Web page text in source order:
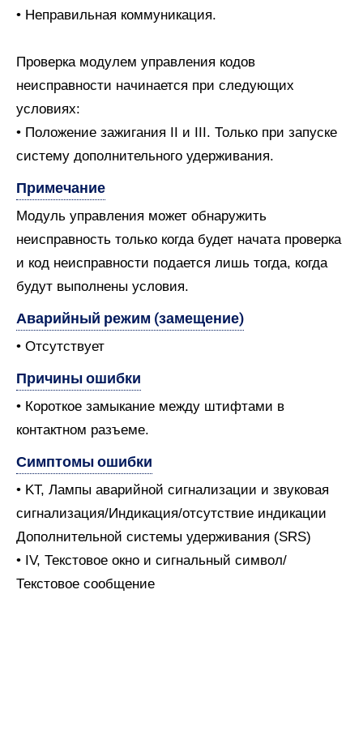
• Неправильная коммуникация.
Проверка модулем управления кодов
неисправности начинается при следующих
условиях:
• Положение зажигания II и III. Только при запуске
систему дополнительного удерживания.
Примечание
Модуль управления может обнаружить
неисправность только когда будет начата проверка
и код неисправности подается лишь тогда, когда
будут выполнены условия.
Аварийный режим (замещение)
• Отсутствует
Причины ошибки
• Короткое замыкание между штифтами в
контактном разъеме.
Симптомы ошибки
• KT, Лампы аварийной сигнализации и звуковая
сигнализация/Индикация/отсутствие индикации
Дополнительной системы удерживания (SRS)
• IV, Текстовое окно и сигнальный символ/
Текстовое сообщение